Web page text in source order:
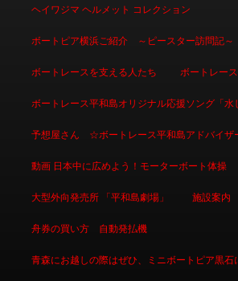
ヘイワジマ ヘルメット コレクション
ボートピア横浜ご紹介 ～ピースター訪問記～
ボートレースを支える人たち ボートレー
ボートレース平和島オリジナル応援ソング「水
予想屋さん ☆ボートレース平和島アドバイ
動画 日本中に広めよう！モーターボート体操
大型外向発売所 「平和島劇場」 施設案内
舟券の買い方 自動発払機
青森にお越しの際はぜひ、ミニボートピア黒石